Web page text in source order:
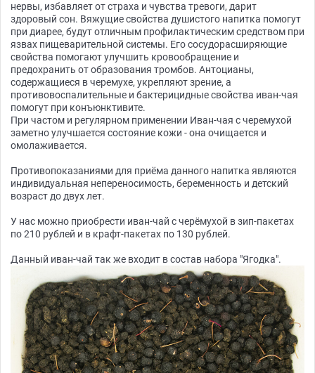
нервы, избавляет от страха и чувства тревоги, дарит
здоровый сон. Вяжущие свойства душистого напитка помогут
при диарее, будут отличным профилактическим средством при
язвах пищеварительной системы. Его сосудорасширяющие
свойства помогают улучшить кровообращение и
предохранить от образования тромбов. Антоцианы,
содержащиеся в черемухе, укрепляют зрение, а
противовоспалительные и бактерицидные свойства иван-чая
помогут при конъюнктивите.
При частом и регулярном применении Иван-чая с черемухой
заметно улучшается состояние кожи - она очищается и
омолаживается.
Противопоказаниями для приёма данного напитка являются
индивидуальная непереносимость, беременность и детский
возраст до двух лет.
У нас можно приобрести иван-чай с черёмухой в зип-пакетах
по 210 рублей и в крафт-пакетах по 130 рублей.
Данный иван-чай так же входит в состав набора "Ягодка".